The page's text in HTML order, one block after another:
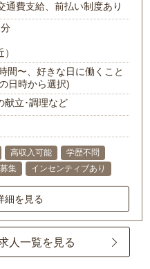
通費支給、前払い制度あり
間〜、好きな日に働くこと
日時から選択)
献立･調理など
高収入可能
学歴不問
集 インセンティブあり
細を見る
人一覧を見る